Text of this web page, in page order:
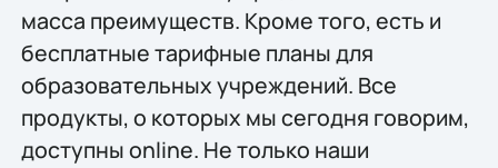
масса преимуществ. Кроме того, есть и
бесплатные тарифные планы для
образовательных учреждений. Все
продукты, о которых мы сегодня говорим,
доступны online. Не только наши